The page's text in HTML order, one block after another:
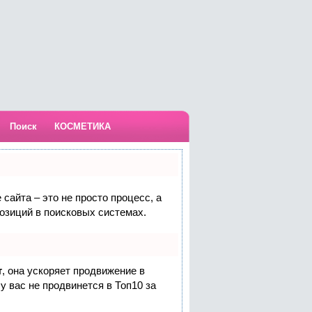
Поиск КОСМЕТИКА
– это не просто процесс, а
в поисковых системах.
, она ускоряет продвижение в
вас не продвинется в Топ10 за